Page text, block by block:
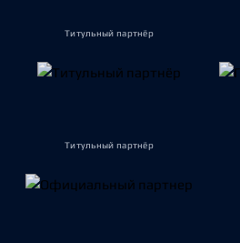
Титульный партнёр
Титульный партнёр